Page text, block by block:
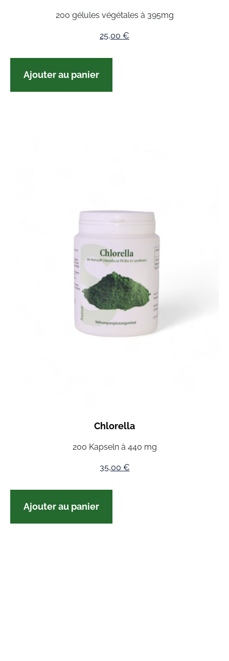
200 gélules végétales à 395mg
25,00 €
Ajouter au panier
Chlorella
200 Kapseln à 440 mg
35,00 €
Ajouter au panier